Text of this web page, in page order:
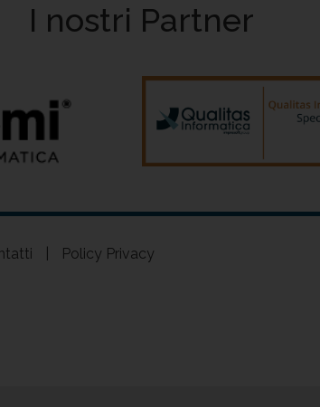
I nostri Partner
Policy Privacy